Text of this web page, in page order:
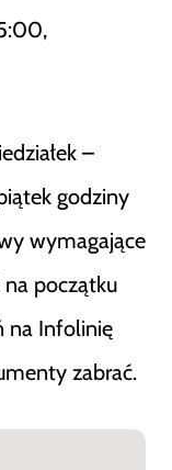
–
godziny
wymagające
na początku
na Infolinię
zabrać.